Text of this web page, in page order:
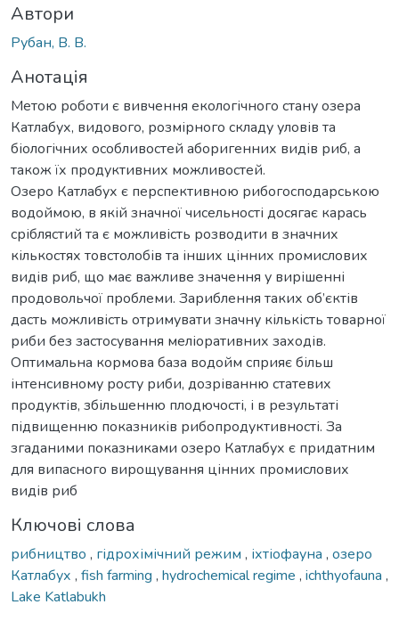
Автори
Рубан, В. В.
Анотація
Метою роботи є вивчення екологічного стану озера
Катлабух, видового, розмірного складу уловів та
біологічних особливостей аборигенних видів риб, а
також їх продуктивних можливостей.
Озеро Катлабух є перспективною рибогосподарською
водоймою, в якій значної чисельності досягає карась
сріблястий та є можливість розводити в значних
кількостях товстолобів та інших цінних промислових
видів риб, що має важливе значення у вирішенні
продовольчої проблеми. Зариблення таких об’єктів
дасть можливість отримувати значну кількість товарної
риби без застосування меліоративних заходів.
Оптимальна кормова база водойм сприяє більш
інтенсивному росту риби, дозріванню статевих
продуктів, збільшенню плодючості, і в результаті
підвищенню показників рибопродуктивності. За
згаданими показниками озеро Катлабух є придатним
для випасного вирощування цінних промислових
видів риб
Ключові слова
рибництво , гідрохімічний режим , іхтіофауна , озеро
Катлабух , fish farming , hydrochemical regime , ichthyofauna ,
Lake Katlabukh